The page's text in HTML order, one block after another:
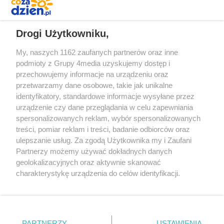
Redakcja Reklama Prywatność
Praca Łódź
the:protocol
Drogi Użytkowniku,
My, naszych 1162 zaufanych partnerów oraz inne
podmioty z Grupy 4media uzyskujemy dostęp i
przechowujemy informacje na urządzeniu oraz
przetwarzamy dane osobowe, takie jak unikalne
identyfikatory, standardowe informacje wysyłane przez
urządzenie czy dane przeglądania w celu zapewniania
spersonalizowanych reklam, wybór spersonalizowanych
treści, pomiar reklam i treści, badanie odbiorców oraz
ulepszanie usług. Za zgodą Użytkownika my i Zaufani
Partnerzy możemy używać dokładnych danych
geolokalizacyjnych oraz aktywnie skanować
charakterystykę urządzenia do celów identyfikacji.
zmienić/wycofać klikając przycisk ustawień prywatności